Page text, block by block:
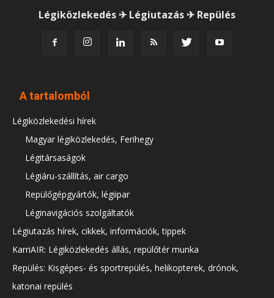
Légiközlekedés ✈ Légiutazás ✈ Repülés
A tartalomból
Légiközlekedési hírek
Magyar légiközlekedés, Ferihegy
Légitársaságok
Légiáru-szállítás, air cargo
Repülőgépgyártók, légiipar
Léginavigációs szolgáltatók
Légiutazás hírek, cikkek, információk, tippek
KarriAIR: Légiközlekedés állás, repülőtér munka
Repülés: Kisgépes- és sportrepülés, helikopterek, drónok,
katonai repülés